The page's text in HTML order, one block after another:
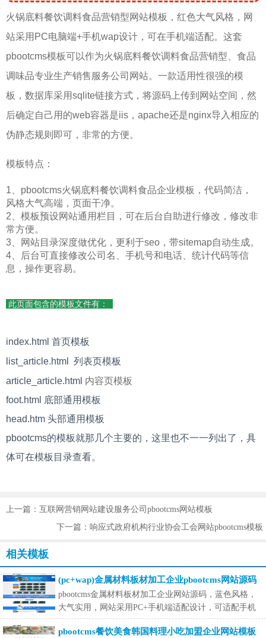
火锅底料餐饮调料食品营销型网站模板 ，红色大气风格 ，网
站采用PC电脑端+手机wap设计，可在手机端适配。这套
pbootcms模板可以作为火锅底料餐饮调料食品营销型 、食品
调味品专业生产销售服务公司网站。一款适用性很强的模
板， 数据库采用sqlite链接方式，将源码上传到网站空间，然
后确定自己用的web容器是iis，apache还是nginx导入相应的
伪静态规则即可，非常的方便。
模板特点：
1、pbootcms火锅底料餐饮调料食品企业模板，代码简洁，
风格大气高端，页面干净。
2、模板预设网站通用栏目，可在后台自助进行修改，修改非
常方便。
3、网站目录深度做优化，更利于seo， 带sitemap自动生成。
4、后台可直接修改公司名、手机号和电话、统计代码等信
息，操作更容易。
此页面包含的模板文件有：
index.html 首页模板
list_article.html 列表页模板
article_article.html 内容页模板
foot.html 底部通用模板
head.htm 头部通用模板
pbootcms的模板就那几个主要的，这里也不一一列出了，具
体可在模板目录查看。
上一篇：互联网营销网站建设服务公司pbootcms网站模板
下一篇：响应式政府机构行业协会工会网站pbootcms模板
相关模板
(pc+wap)金属材料板材加工企业pbootcms网站源码
pbootcms金属材料板材加工企业网站源码，蓝色风格，
大气实用，网站采用PC+手机端适配设计，可适配手机
端。这套网站
pbootcms餐饮美食韩国料理小吃加盟企业网站模板